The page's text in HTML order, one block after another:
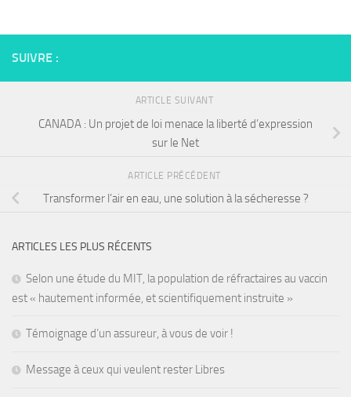
SUIVRE :
ARTICLE SUIVANT
CANADA : Un projet de loi menace la liberté d’expression
sur le Net
ARTICLE PRÉCÉDENT
Transformer l’air en eau, une solution à la sécheresse ?
ARTICLES LES PLUS RÉCENTS
Selon une étude du MIT, la population de réfractaires au vaccin
est « hautement informée, et scientifiquement instruite »
Témoignage d’un assureur, à vous de voir !
Message à ceux qui veulent rester Libres